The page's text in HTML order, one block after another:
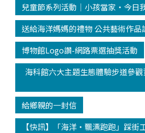
兒童節系列活動│小孩當家‧今日
送給海洋媽媽的禮物 公共藝術作品
博物館Logo讚-網路票選抽獎活動
海科館六大主題生態體驗步道參
給鄉親的一封信
【快訊】「海洋‧飄漂跑跑」踩街